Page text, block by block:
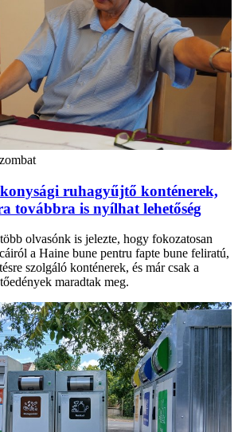
ruhagyűjtő konténerek,
továbbra is nyílhat lehetőség
olvasónk is jelezte, hogy fokozatosan
a Haine bune pentru fapte bune feliratú,
szolgáló konténerek, és már csak a
maradtak meg.